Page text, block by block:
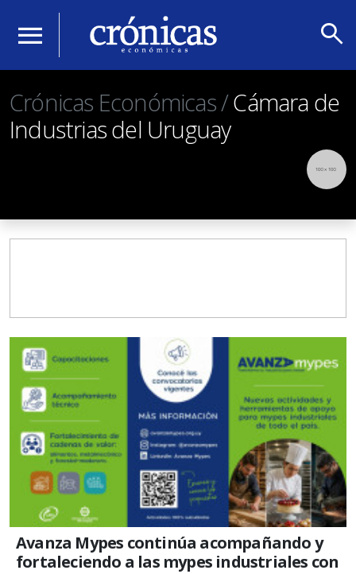
menu search
Crónicas Económicas /Cámara de
Industrias del Uruguay
Avanza Mypes continúa acompañando y
fortaleciendo a las mypes industriales con